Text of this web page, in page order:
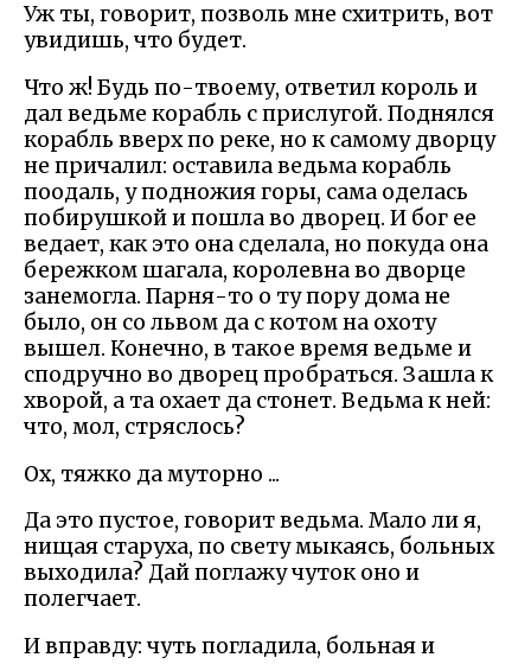
Уж ты, говорит, позволь мне схитрить, вот
увидишь, что будет.
Что ж! Будь по-твоему, ответил король и
дал ведьме корабль с прислугой. Поднялся
корабль вверх по реке, но к самому дворцу
не причалил: оставила ведьма корабль
поодаль, у подножия горы, сама оделась
побирушкой и пошла во дворец. И бог ее
ведает, как это она сделала, но покуда она
бережком шагала, королевна во дворце
занемогла. Парня-то о ту пору дома не
было, он со львом да с котом на охоту
вышел. Конечно, в такое время ведьме и
сподручно во дворец пробраться. Зашла к
хворой, а та охает да стонет. Ведьма к ней:
что, мол, стряслось?
Ох, тяжко да муторно ...
Да это пустое, говорит ведьма. Мало ли я,
нищая старуха, по свету мыкаясь, больных
выходила? Дай поглажу чуток оно и
полегчает.
И вправду: чуть погладила, больная и